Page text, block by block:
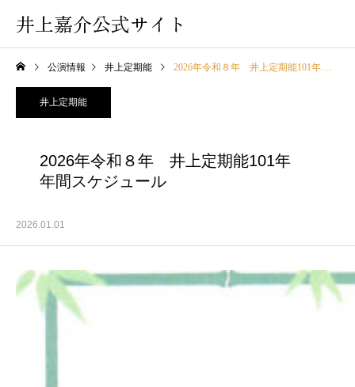
井上嘉介公式サイト
公演情報 井上定期能 2026年令和８年 井上定期能101年 年間スケジュール
井上定期能
2026年令和８年 井上定期能101年
年間スケジュール
2026.01.01